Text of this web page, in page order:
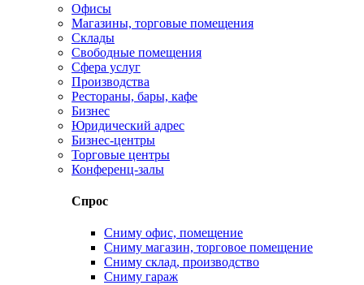
Офисы
Магазины, торговые помещения
Склады
Свободные помещения
Сфера услуг
Производства
Рестораны, бары, кафе
Бизнес
Юридический адрес
Бизнес-центры
Торговые центры
Конференц-залы
Спрос
Сниму офис, помещение
Сниму магазин, торговое помещение
Сниму склад, производство
Сниму гараж